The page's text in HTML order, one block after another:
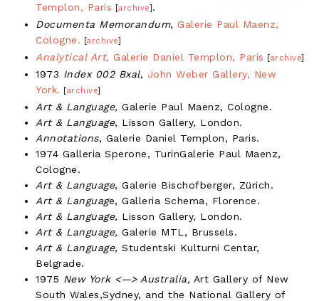
Templon, Paris [archive] .
Documenta Memorandum, Galerie Paul Maenz,
Cologne. [archive]
Analytical Art, Galerie Daniel Templon, Paris [archive]
1973 Index 002 Bxal, John Weber Gallery, New
York.
[archive]
Art & Language, Galerie Paul Maenz, Cologne.
Art & Language, Lisson Gallery, London.
Annotations, Galerie Daniel Templon, Paris.
1974 Galleria Sperone, TurinGalerie Paul Maenz,
Cologne.
Art & Language, Galerie Bischofberger, Zürich.
Art & Language, Galleria Schema, Florence.
Art & Language, Lisson Gallery, London.
Art & Language, Galerie MTL, Brussels.
Art & Language, Studentski Kulturni Centar,
Belgrade.
1975 New York <—> Australia, Art Gallery of New
South Wales,Sydney, and the National Gallery of